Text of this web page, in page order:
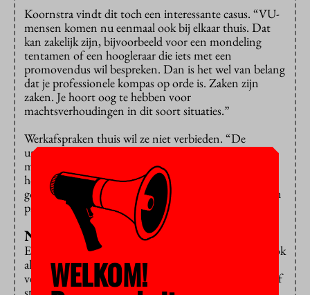
Koornstra vindt dit toch een interessante casus. “VU-
mensen komen nu eenmaal ook bij elkaar thuis. Dat
kan zakelijk zijn, bijvoorbeeld voor een mondeling
tentamen of een hoogleraar die iets met een
promovendus wil bespreken. Dan is het wel van belang
dat je professionele kompas op orde is. Zaken zijn
zaken. Je hoort oog te hebben voor
machtsverhoudingen in dit soort situaties.”
Werkafspraken thuis wil ze niet verbieden. “De
universiteit is een belangrijke ontmoetingsplek voor
mensen. Daar gebeurt natuurlijk van alles. Kijk maar
hoeveel relaties hier ontstaan zijn. Maar je moet wel
goed kunnen omgaan met het onderscheid zakelijk en
privé.”
Normale terugkeer is lastig
Een bekend probleem bij klachtenprocedures is dat ook
al wint de klager, de verhoudingen vaak al zodanig
verstoord zijn dat een normale terugkeer naar werk- of
WELKOM!